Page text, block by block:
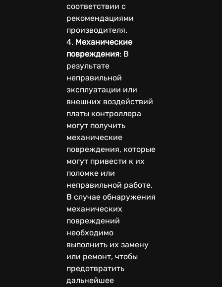
соответствии с
рекомендациями
производителя.
4. Механические
повреждения: В
результате
неправильной
эксплуатации или
внешних воздействий
платы контроллера
могут получить
механические
повреждения, которые
могут привести к их
поломке или
неправильной работе.
В случае обнаружения
механических
повреждений
необходимо
выполнить их замену
или ремонт, чтобы
предотвратить
дальнейшее